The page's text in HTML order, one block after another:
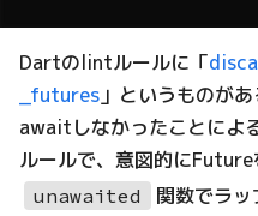
Dartのlintルールに「
_futures 」というものが
awaitしなかったことによ
ルールで、意図的に
unawaited
関数でラ